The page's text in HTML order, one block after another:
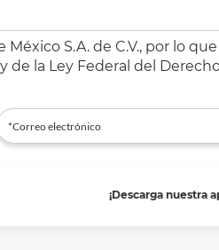
S.A. de C.V., por lo
de la Ley Federal del
¡Descarga nuestra